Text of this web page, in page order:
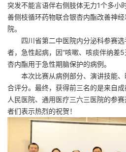
突发不能言语伴右侧肢体无力1个多小
善侧枝循环药物联合银杏内酯改善神
院。
四川省第二中医院内分泌科参赛
者，急性起病，因“咳嗽、咳痰伴纳差
杏内酯用于急性期脑保护的病例。
本次比赛从病例部分、演讲技能
合评分。最终，获得前三名的是来自
人民医院、通用医疗三六三医院的参
者们表示热烈的祝贺！